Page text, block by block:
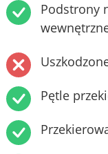
Podstrony
Pętle